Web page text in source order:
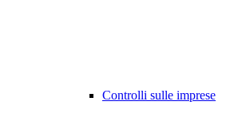
Controlli sulle imprese